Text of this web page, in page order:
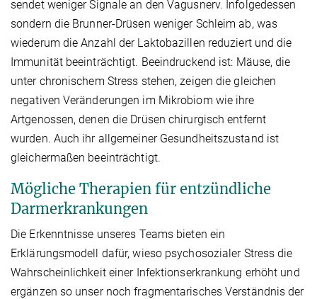
sendet weniger Signale an den Vagusnerv. Infolgedessen
sondern die Brunner-Drüsen weniger Schleim ab, was
wiederum die Anzahl der Laktobazillen reduziert und die
Immunität beeinträchtigt. Beeindruckend ist: Mäuse, die
unter chronischem Stress stehen, zeigen die gleichen
negativen Veränderungen im Mikrobiom wie ihre
Artgenossen, denen die Drüsen chirurgisch entfernt
wurden. Auch ihr allgemeiner Gesundheitszustand ist
gleichermaßen beeinträchtigt.
Mögliche Therapien für entzündliche
Darmerkrankungen
Die Erkenntnisse unseres Teams bieten ein
Erklärungsmodell dafür, wieso psychosozialer Stress die
Wahrscheinlichkeit einer Infektionserkrankung erhöht und
ergänzen so unser noch fragmentarisches Verständnis der